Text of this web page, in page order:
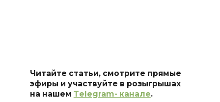
Читайте статьи, смотрите прямые
эфиры и участвуйте в розыгрышах
на нашем Тelegram- канале.